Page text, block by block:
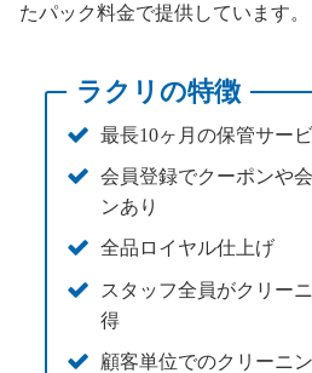
たパック料金で提供しています。
ラクリの特徴
最長10ヶ月の保管サー
会員登録でクーポンや
ンあり
全品ロイヤル仕上げ
スタッフ全員がクリー
得
顧客単位でのクリーニ